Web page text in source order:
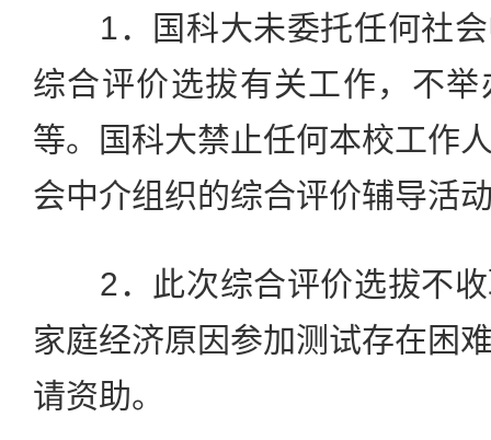
1．国科大未委托任何社会
综合评价选拔有关工作，不
等。国科大禁止任何本校工作
会中介组织的综合评价辅导活
2．此次综合评价选拔不收
家庭经济原因参加测试存在困
请资助。